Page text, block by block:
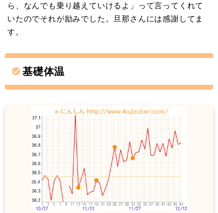
ら、なんでも乗り越えていけるよ」って言ってくれて
いたのでそれが励みでした。旦那さんには感謝してま
す。
基礎体温